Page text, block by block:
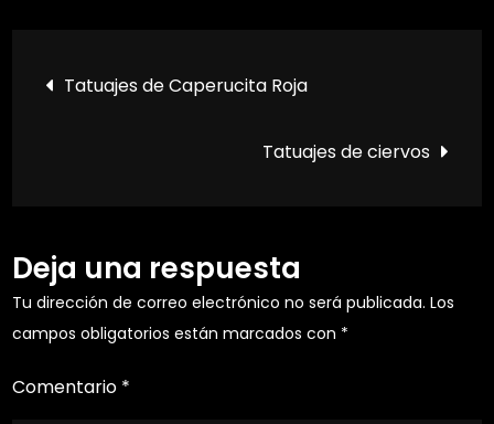
con
Navegación
Tatuajes de Caperucita Roja
Tatuajes de ciervos
Deja una respuesta
Tu dirección de correo electrónico no será publicada. Los
campos obligatorios están marcados con *
Comentario *